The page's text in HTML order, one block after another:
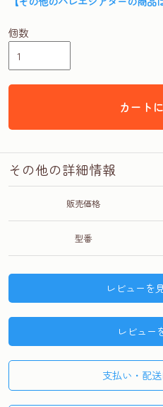
個数
カート
その他の詳細情報
販売価格
型番
レビューを
レビュー
支払い・配